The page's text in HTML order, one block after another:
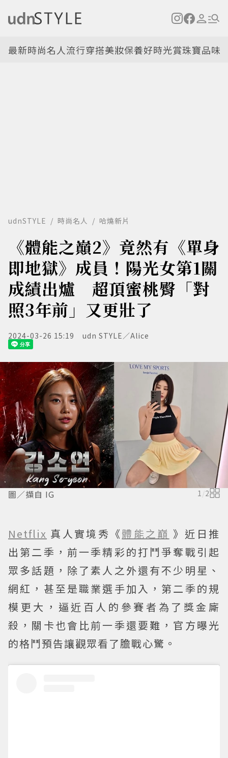
最新時尚名人流行穿搭美妝保養好時光賞珠寶品味
udnSTYLE 時尚名人 哈燒新片
《體能之巔2》竟然有《單身
即地獄》成員！陽光女第1關
成績出爐 超頂蜜桃臀「對
照3年前」又更壯了
2024-03-26 15:19 udn STYLE／Alice
圖／擷自 IG 1 /2
Netflix 真人實境秀《體能之巔 》近日推
出第二季，前一季精彩的打鬥爭奪戰引起
眾多話題，除了素人之外還有不少明星、
網紅，甚至是職業選手加入，第二季的規
模更大，逼近百人的參賽者為了獎金廝
殺，關卡也會比前一季還要難，官方曝光
的格鬥預告讓觀眾看了膽戰心驚。